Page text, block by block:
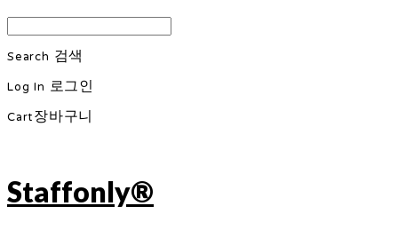
Search 검색
Log In 로그인
Cart장바구니
Staffonly®